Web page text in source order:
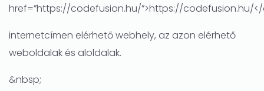
href=”https://codefusion.hu/”>https://codefusion.hu/
internetcímen elérhető webhely, az azon elérhető
weboldalak és aloldalak.
&nbsp;